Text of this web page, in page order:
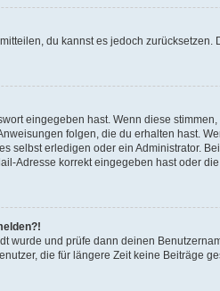
du kannst es jedoch
eingegeben hast. Wenn diese
folgen, die du erhalten hast.
selbst erledigen oder ein Administrator.
Adresse korrekt eingegeben hast oder
wurde und prüfe dann deinen
die für längere Zeit keine